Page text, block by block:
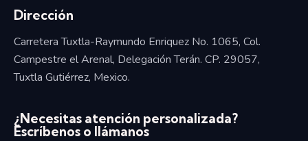
Dirección
Carretera Tuxtla-Raymundo Enriquez No. 1065, Col.
Campestre el Arenal, Delegación Terán. CP. 29057,
Tuxtla Gutiérrez, Mexico.
¿Necesitas atención personalizada?
Escríbenos o llámanos